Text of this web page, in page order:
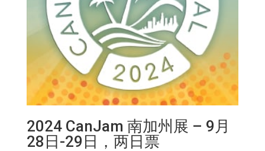
2024 CanJam 南加州展 – 9月
28日-29日，两日票